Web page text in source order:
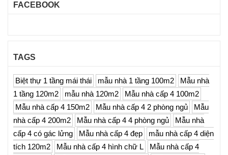
FACEBOOK
TAGS
Biệt thự 1 tầng mái thái mẫu nhà 1 tầng 100m2
Mẫu nhà
1 tầng 120m2
mẫu nhà 120m2
Mẫu nhà cấp 4 100m2
Mẫu nhà cấp 4 150m2
Mẫu nhà cấp 4 2 phòng ngủ
Mẫu
nhà cấp 4 200m2
Mẫu nhà cấp 4 4 phòng ngủ
Mẫu nhà
cấp 4 có gác lửng
Mẫu nhà cấp 4 đẹp
mẫu nhà cấp 4 diện
tích 120m2
Mẫu nhà cấp 4 hình chữ L
Mẫu nhà cấp 4